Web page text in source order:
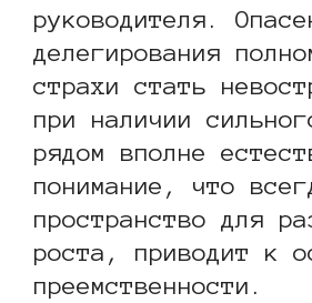
руководителя.
делегирования
страхи стать
при наличии
рядом вполне
понимание, что
пространство для
роста, приводит к
преемственности.